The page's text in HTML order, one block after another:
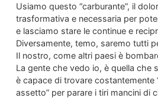
Usiamo questo “carburante”, il
trasformativa e necessaria per
e lasciamo stare le continue e
Diversamente, temo, saremo tutti
Il nostro, come altri paesi è
La gente che vedo io, è quella che
è capace di trovare costantemente
assetto” per parare i tiri mancini di